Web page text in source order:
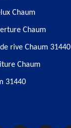
Chaum
Chaum
rive Chaum 31440
Chaum
31440